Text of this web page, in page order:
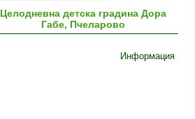
Целодневна детска градина Дора
Габе, Пчеларово
Информация